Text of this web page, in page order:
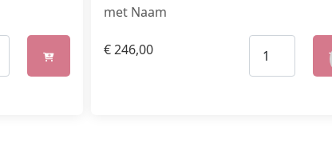
met Naam
€246,00